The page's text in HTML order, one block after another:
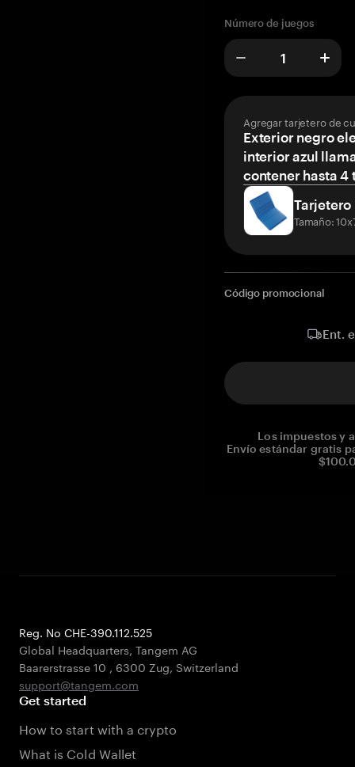
Número de juegos
Agregar tarjetero de
Exterior negro
interior azul
contener hasta 4
Tarjetero
Tamaño:
Código promocional
Ent.
Los impuestos y
Envío estándar gratis
Reg. No CHE-390.112.525
Global Headquarters, Tangem AG
Baarerstrasse 10 , 6300 Zug, Switzerland
support@tangem.com
Get started
How to start with a crypto
What is Cold Wallet